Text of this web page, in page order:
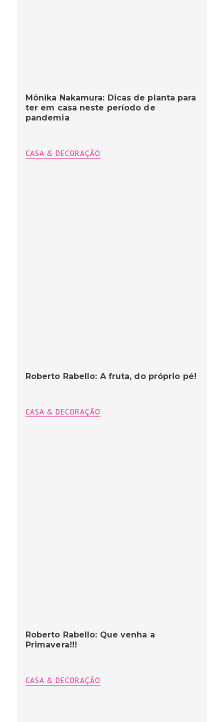
Mônika Nakamura: Dicas de planta para
ter em casa neste período de
pandemia
CASA & DECORAÇÃO
Roberto Rabello: A fruta, do próprio pé!
CASA & DECORAÇÃO
Roberto Rabello: Que venha a
Primavera!!!
CASA & DECORAÇÃO